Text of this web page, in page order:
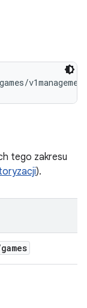
tego zakresu
).
games